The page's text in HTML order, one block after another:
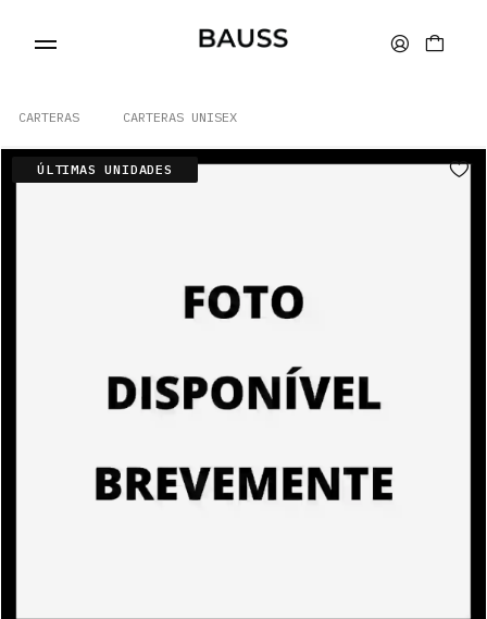
BOLSOS
CARTERAS CARTERAS UNISEX
ÚLTIMAS UNIDADES